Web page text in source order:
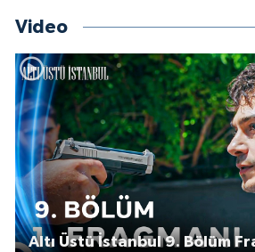
Video
Altı Üstü İstanbul 9. Bölüm